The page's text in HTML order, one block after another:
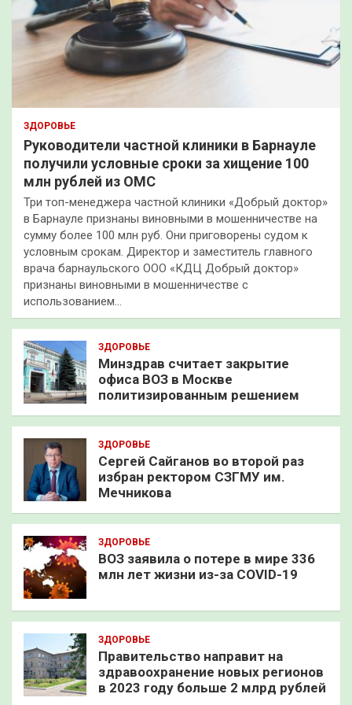
ЗДОРОВЬЕ
Руководители частной клиники в Барнауле
получили условные сроки за хищение 100
млн рублей из ОМС
Три топ-менеджера частной клиники «Добрый доктор»
в Барнауле признаны виновными в мошенничестве на
сумму более 100 млн руб. Они приговорены судом к
условным срокам. Директор и заместитель главного
врача барнаульского ООО «КДЦ Добрый доктор»
признаны виновными в мошенничестве с
использованием…
ЗДОРОВЬЕ
Минздрав считает закрытие
офиса ВОЗ в Москве
политизированным решением
ЗДОРОВЬЕ
Сергей Сайганов во второй раз
избран ректором СЗГМУ им.
Мечникова
ЗДОРОВЬЕ
ВОЗ заявила о потере в мире 336
млн лет жизни из-за COVID-19
ЗДОРОВЬЕ
Правительство направит на
здравоохранение новых регионов
в 2023 году больше 2 млрд рублей